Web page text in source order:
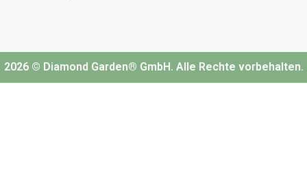
2026 © Diamond Garden® GmbH. Alle Rechte vorbehalten.